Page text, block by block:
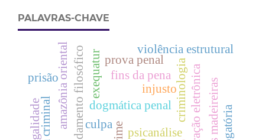
PALAVRAS-CHAVE
dogmática penal
fundamento filosófico criminologia
psicanálise
injusto
culpa
amazônia oriental fins da pena
exequatur
legalidade
violência estrutural
prisão
prova penal